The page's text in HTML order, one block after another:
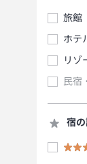
旅館
ホテ
リゾ
民宿
宿